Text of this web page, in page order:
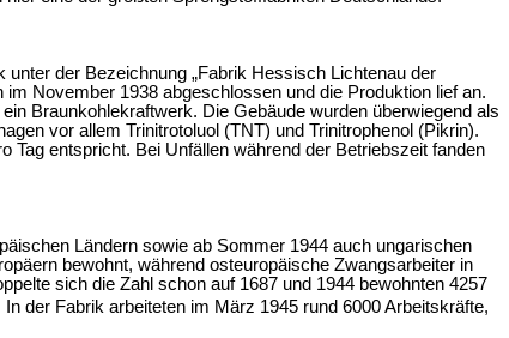
der Bezeichnung „Fabrik Hessisch Lichtenau der
November 1938 abgeschlossen und die Produktion lief an.
Braunkohlekraftwerk. Die Gebäude wurden überwiegend als
vor allem Trinitrotoluol (TNT) und Trinitrophenol (Pikrin).
Tag entspricht. Bei Unfällen während der Betriebszeit fanden
Ländern sowie ab Sommer 1944 auch ungarischen
bewohnt, während osteuropäische Zwangsarbeiter in
sich die Zahl schon auf 1687 und 1944 bewohnten 4257
der Fabrik arbeiteten im März 1945 rund 6000 Arbeitskräfte,